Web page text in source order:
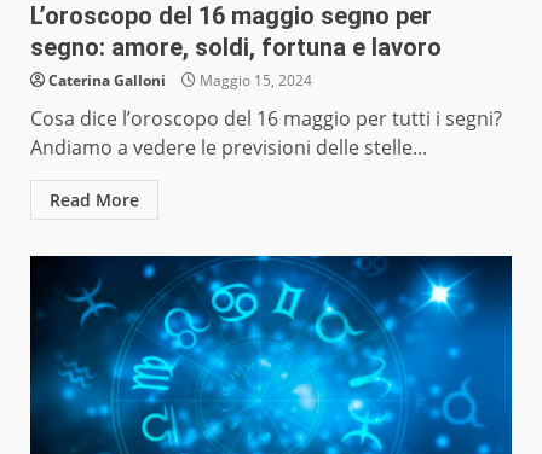
L’oroscopo del 16 maggio segno per
segno: amore, soldi, fortuna e lavoro
Caterina Galloni Maggio 15, 2024
Cosa dice l’oroscopo del 16 maggio per tutti i segni?
Andiamo a vedere le previsioni delle stelle...
Read More